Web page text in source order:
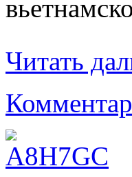
Читать